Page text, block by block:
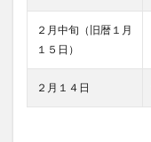
２月中旬（旧暦１月
１５日）
２月１４日